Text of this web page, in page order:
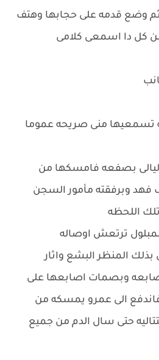
وضع قدمه على حجابها وهتف
من كل دا اسمعى كلامى
تسمعيها منى صريحه عموما
بصفعه فامسكها من
وبرفقته مأمور السجن
اللحظه
ترتعش اوصاله
المنظر البشع واثار
وبصمات اصابعها على
الى عمرو يمسكه من
حتى سال الدم من جميع